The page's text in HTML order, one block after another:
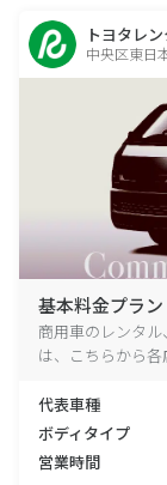
トヨタレ
中央区東日
基本料金プラン
商用車のレンタ
は、こちらから各
代表車種
ボディタイプ
営業時間